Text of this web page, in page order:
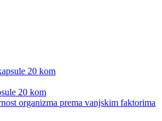
20 kom
organizma prema vanjskim faktorima